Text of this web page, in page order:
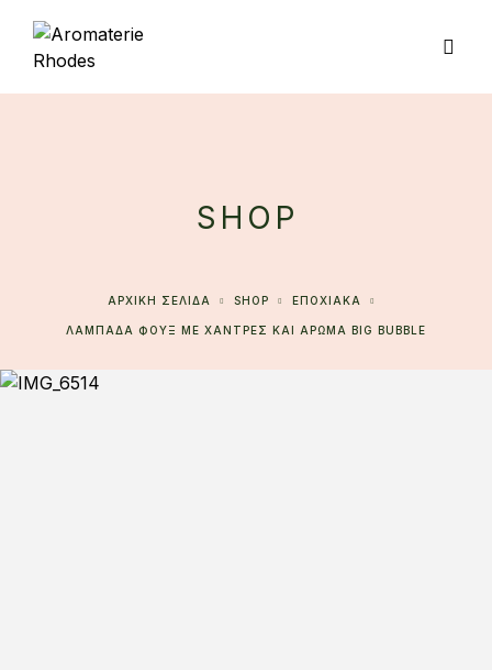
SHOP
ΑΡΧΙΚΉ ΣΕΛΊΔΑ SHOP ΕΠΟΧΙΑΚΑ
ΛΑΜΠΑΔΑ ΦΟΥΞ ΜΕ ΧΑΝΤΡΕΣ ΚΑΙ ΑΡΩΜΑ BIG BUBBLE